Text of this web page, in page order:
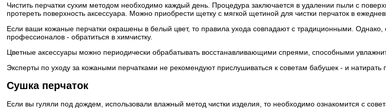
Чистить перчатки сухим методом необходимо каждый день. Процедура заключается в удалении пыли с
протереть поверхность аксессуара. Можно приобрести щетку с мягкой щетиной для чистки перчаток в
Если ваши кожаные перчатки окрашены в белый цвет, то правила ухода совпадают с традиционными.
профессионалов - обратиться в химчистку.
Цветные аксессуары можно периодически обрабатывать восстанавливающими спреями, способными
Эксперты по уходу за кожаными перчатками не рекомендуют прислушиваться к советам бабушек - и
Сушка перчаток
Если вы гуляли под дождем, использовали влажный метод чистки изделия, то необходимо ознакомится с